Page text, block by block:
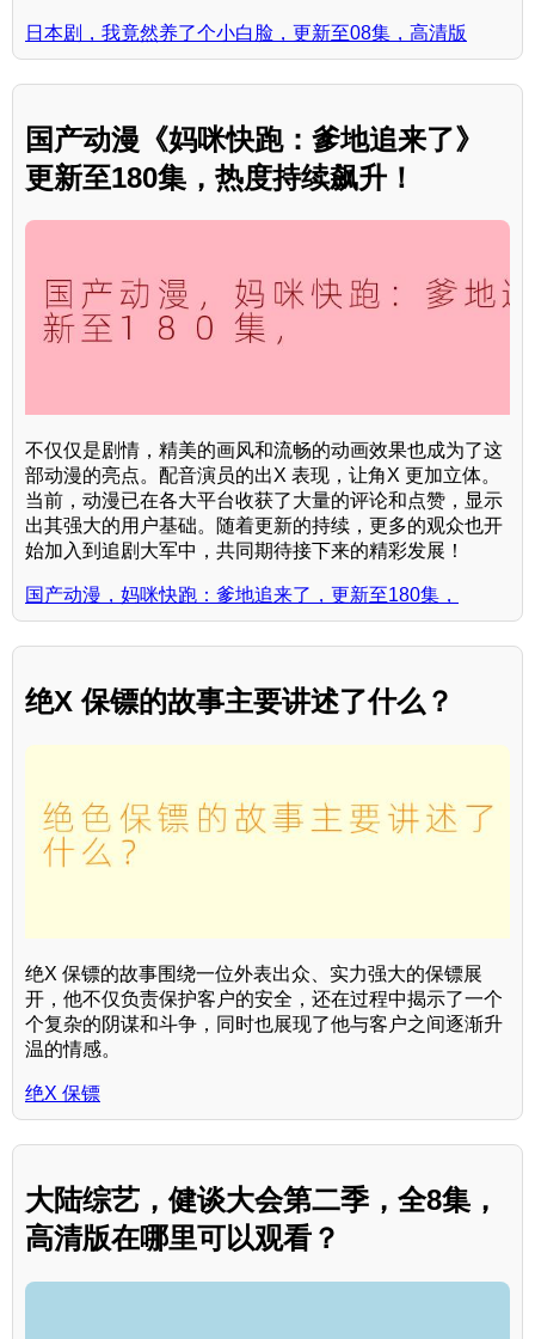
日本剧，我竟然养了个小白脸，更新至08集，高清版
国产动漫《妈咪快跑：爹地追来了》
更新至180集，热度持续飙升！
不仅仅是剧情，精美的画风和流畅的动画效果也成为了这
部动漫的亮点。配音演员的出X 表现，让角X 更加立体。
当前，动漫已在各大平台收获了大量的评论和点赞，显示
出其强大的用户基础。随着更新的持续，更多的观众也开
始加入到追剧大军中，共同期待接下来的精彩发展！
国产动漫，妈咪快跑：爹地追来了，更新至180集，
绝X 保镖的故事主要讲述了什么？
绝X 保镖的故事围绕一位外表出众、实力强大的保镖展
开，他不仅负责保护客户的安全，还在过程中揭示了一个
个复杂的阴谋和斗争，同时也展现了他与客户之间逐渐升
温的情感。
绝X 保镖
大陆综艺，健谈大会第二季，全8集，
高清版在哪里可以观看？